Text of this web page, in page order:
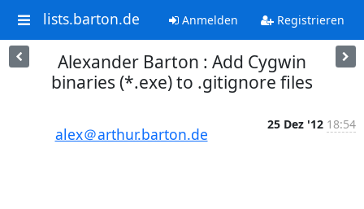
lists.barton.de Anmelden Registrieren
Alexander Barton : Add Cygwin
binaries (*.exe) to .gitignore files
alex＠arthur.barton.de
25 Dez '12 18:54